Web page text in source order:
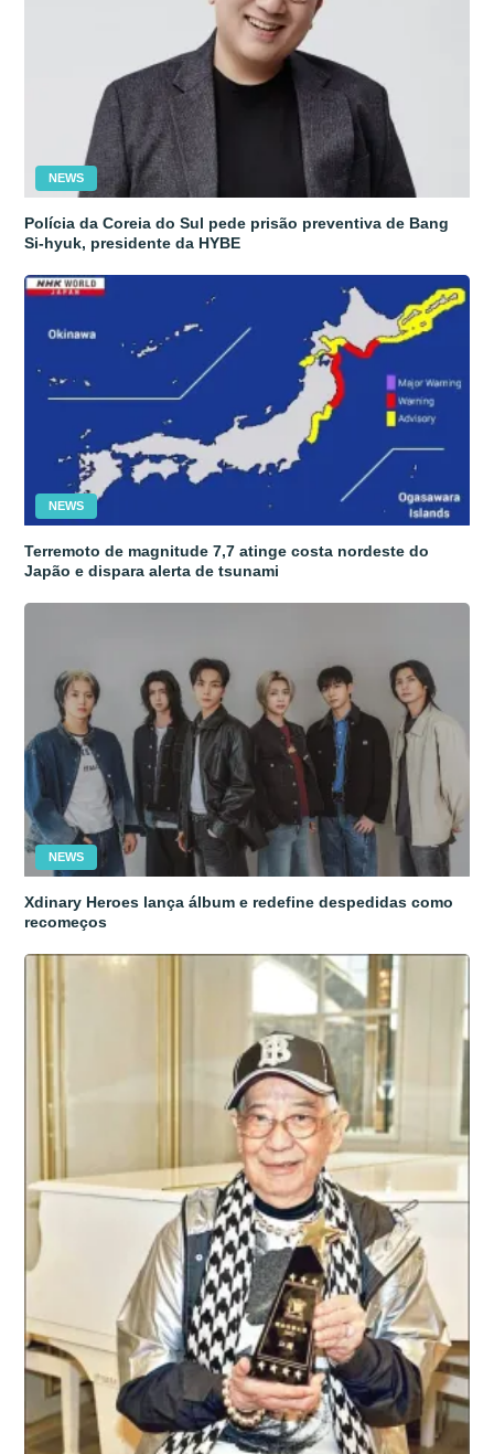
NEWS
Polícia da Coreia do Sul pede prisão preventiva de Bang
Si-hyuk, presidente da HYBE
NEWS
Terremoto de magnitude 7,7 atinge costa nordeste do
Japão e dispara alerta de tsunami
NEWS
Xdinary Heroes lança álbum e redefine despedidas como
recomeços